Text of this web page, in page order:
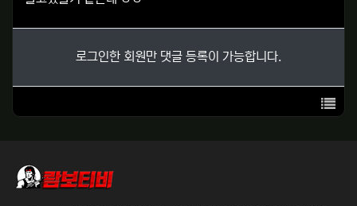
로그인한 회원만 댓글 등록이 가능합니다.
목록